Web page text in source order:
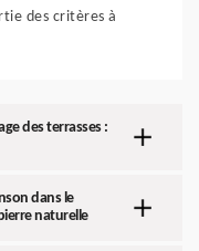
des critères à
des terrasses :
dans le
naturelle